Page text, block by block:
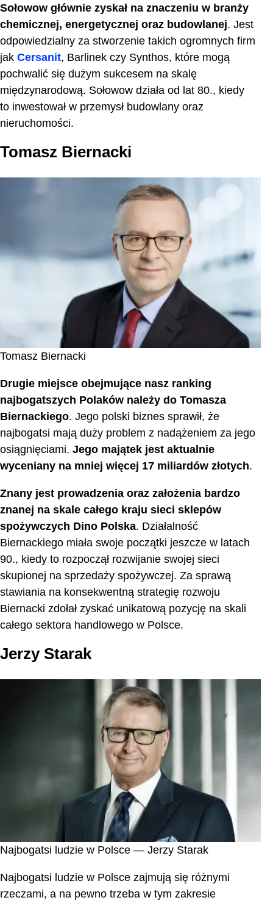
Sołowow głównie zyskał na znaczeniu w branży
chemicznej, energetycznej oraz budowlanej. Jest
odpowiedzialny za stworzenie takich ogromnych firm
jak Cersanit, Barlinek czy Synthos, które mogą
pochwalić się dużym sukcesem na skalę
międzynarodową. Sołowow działa od lat 80., kiedy
to inwestował w przemysł budowlany oraz
nieruchomości.
Tomasz Biernacki
Tomasz Biernacki
Drugie miejsce obejmujące nasz ranking
najbogatszych Polaków należy do Tomasza
Biernackiego. Jego polski biznes sprawił, że
najbogatsi mają duży problem z nadążeniem za jego
osiągnięciami. Jego majątek jest aktualnie
wyceniany na mniej więcej 17 miliardów złotych.
Znany jest prowadzenia oraz założenia bardzo
znanej na skale całego kraju sieci sklepów
spożywczych Dino Polska. Działalność
Biernackiego miała swoje początki jeszcze w latach
90., kiedy to rozpoczął rozwijanie swojej sieci
skupionej na sprzedaży spożywczej. Za sprawą
stawiania na konsekwentną strategię rozwoju
Biernacki zdołał zyskać unikatową pozycję na skali
całego sektora handlowego w Polsce.
Jerzy Starak
Najbogatsi ludzie w Polsce — Jerzy Starak
Najbogatsi ludzie w Polsce zajmują się różnymi
rzeczami, a na pewno trzeba w tym zakresie